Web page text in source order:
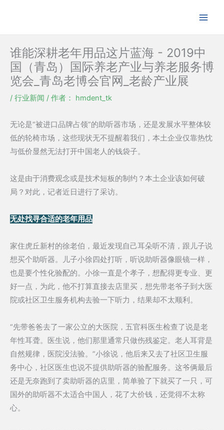
内
谁能深耕老年用品这片蓝海 - 2019中
国（青岛）国际养老产业与养老服务博
览会_青岛老博会官网_老龄产业展
/ 行业新闻 / 作者： hmdent_tk
无论是“被进口品牌占领”的助听器市场，还是发展水平整体较
低的轮椅市场，这些现状无不提醒着我们，本土企业仅靠热忱
与低价显然无法打开中国老人的钱袋子。
这是由于消费观念或是技术短板的制约？本土企业该如何破
局？对此，记者近日进行了采访。
无处找寻合适的老年用品
家住虎丘新村的徐老伯，最近发现自己耳朵听不清，跟儿子说
想买个助听器。儿子小徐四处打听，听说助听器像眼镜一样，
也是要个性化验配的。小徐一直是个孝子，想配得更专业、更
好一点，为此，他不打算直接去店里买，想先带老爷子到大医
院或社区卫生服务机构去验一下听力，结果却不太顺利。
“先带爸爸去了一家公立的大医院，五官科医生检查了说是老
年性耳聋。医生说，他们那里通常只做伤残鉴定。老人耳背是
自然规律，医院没法验。”小徐说，他后来又去了社区卫生服
务中心，社区医生也说不提供助听器的验配服务。这爷俩最后
还是无奈跑到了卖助听器的店里，简单验了下就买了一只，可
国外的助听器不太适合中国人，花了大价钱，还觉得不太称
心。